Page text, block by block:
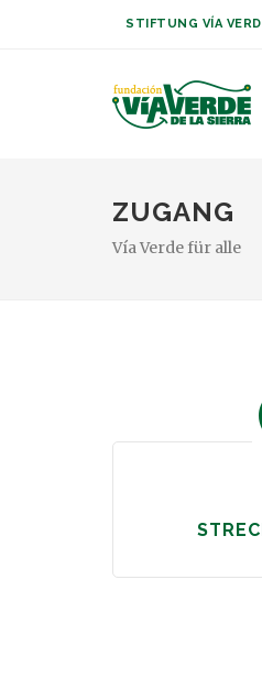
STIFTUNG VÍA
ZUGANG
Vía Verde für alle